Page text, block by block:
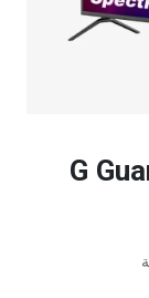
75" G